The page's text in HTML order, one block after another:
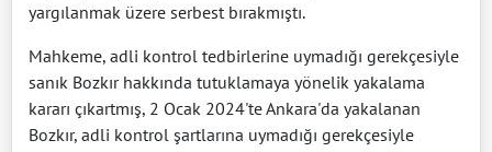
yargılanmak üzere serbest bırakmıştı.
Mahkeme, adli kontrol tedbirlerine uymadığı gerekçesiyle
sanık Bozkır hakkında tutuklamaya yönelik yakalama
kararı çıkartmış, 2 Ocak 2024'te Ankara'da yakalanan
Bozkır, adli kontrol şartlarına uymadığı gerekçesiyle